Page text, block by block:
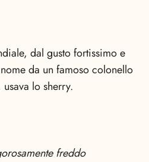
dal gusto fortissimo e
da un famoso colonello
lo sherry.
freddo